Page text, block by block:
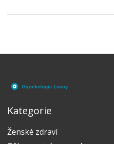
Kategorie
Ženské zdraví